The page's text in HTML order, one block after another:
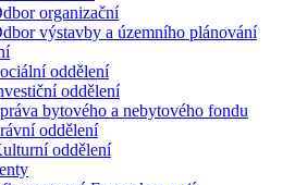
organizační
výstavby a územního plánování
oddělení
oddělení
bytového a nebytového fondu
oddělení
oddělení